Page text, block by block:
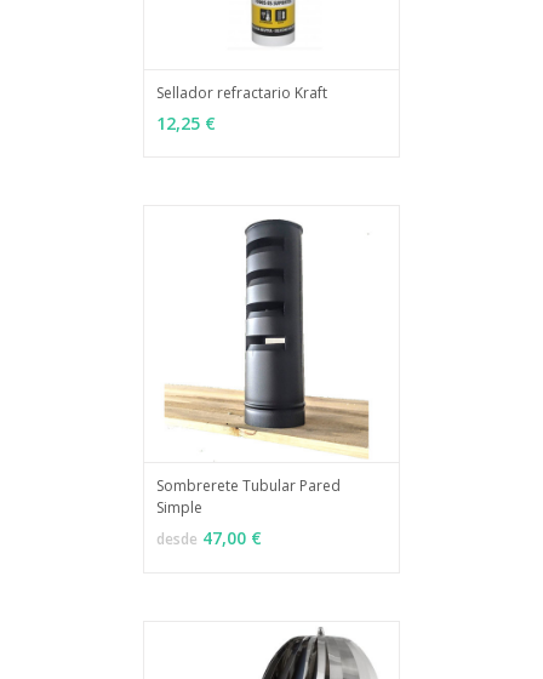
AÑADIR
Sellador refractario Kraft
12,25 €
VER OPCIONES
Sombrerete Tubular Pared
Simple
desde 47,00 €